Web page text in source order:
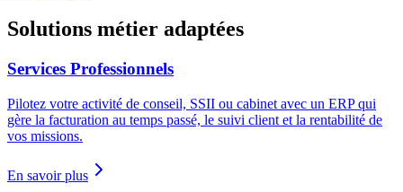
Solutions métier adaptées
Services Professionnels
Pilotez votre activité de conseil, SSII ou cabinet avec un ERP qui
gère la facturation au temps passé, le suivi client et la rentabilité de
vos missions.
En savoir plus